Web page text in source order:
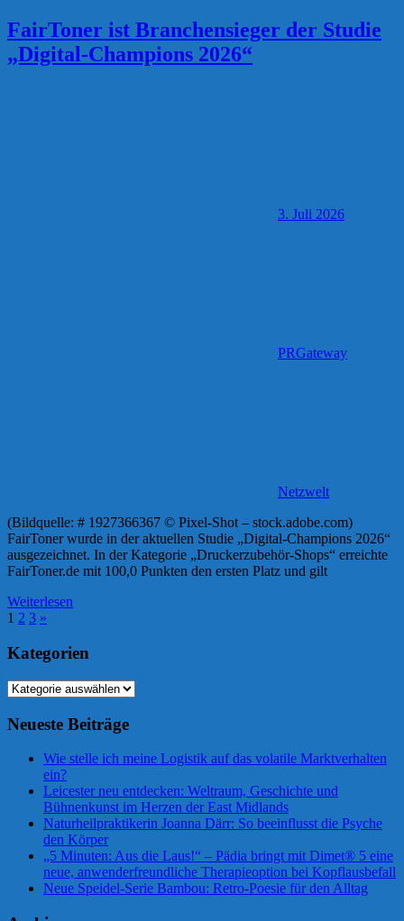
FairToner ist Branchensieger der Studie
„Digital-Champions 2026“
3. Juli 2026
PRGateway
Netzwelt
(Bildquelle: # 1927366367 © Pixel-Shot – stock.adobe.com)
FairToner wurde in der aktuellen Studie „Digital-Champions 2026“
ausgezeichnet. In der Kategorie „Druckerzubehör-Shops“ erreichte
FairToner.de mit 100,0 Punkten den ersten Platz und gilt
Weiterlesen
Seitennummerierung
der
Beiträge
1 2 3 Nächste
»
Kategorien
Kategorien
Neueste Beiträge
Wie stelle ich meine Logistik auf das volatile Marktverhalten
ein?
Leicester neu entdecken: Weltraum, Geschichte und
Bühnenkunst im Herzen der East Midlands
Naturheilpraktikerin Joanna Därr: So beeinflusst die Psyche
den Körper
„5 Minuten: Aus die Laus!“ – Pädia bringt mit Dimet® 5 eine
neue, anwenderfreundliche Therapieoption bei Kopflausbefall
Neue Speidel-Serie Bambou: Retro-Poesie für den Alltag